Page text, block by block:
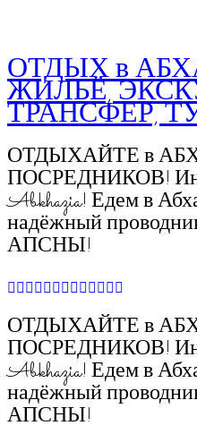
ОТДЫХ в
ЖИЛЬЁ,
ТРАНСФЕР,
ОТДЫХАЙТЕ в
ПОСРЕДНИКОВ!
Abkhazia! Едем в
надёжный
АПСНЫ!
ОТДЫХАЙТЕ в
ПОСРЕДНИКОВ!
Abkhazia! Едем в
надёжный
АПСНЫ!